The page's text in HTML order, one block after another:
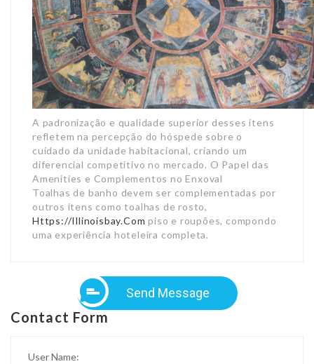
A padronização e qualidade superior desses itens
refletem na percepção do hóspede sobre o
cuidado da unidade habitacional, criando um
diferencial competitivo no mercado. O Papel das
Amenities e Complementos no Enxoval
Toalhas de banho devem ser complementadas por
outros itens como toalhas de rosto,
Https://Illinoisbay.Com piso e roupões, compondo
uma experiência hoteleira completa.
Send Message
Contact Form
User Name: